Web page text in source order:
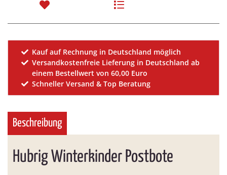
Kauf auf Rechnung in Deutschland möglich
Versandkostenfreie Lieferung in Deutschland ab
einem Bestellwert von 60,00 Euro
Schneller Versand & Top Beratung
Beschreibung
Hubrig Winterkinder Postbote